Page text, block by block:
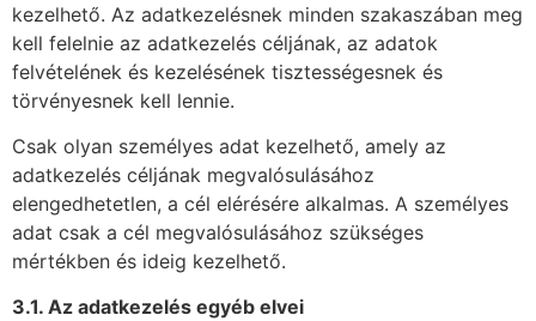
kezelhető. Az adatkezelésnek minden szakaszában meg
kell felelnie az adatkezelés céljának, az adatok
felvételének és kezelésének tisztességesnek és
törvényesnek kell lennie.
Csak olyan személyes adat kezelhető, amely az
adatkezelés céljának megvalósulásához
elengedhetetlen, a cél elérésére alkalmas. A személyes
adat csak a cél megvalósulásához szükséges
mértékben és ideig kezelhető.
3.1. Az adatkezelés egyéb elvei